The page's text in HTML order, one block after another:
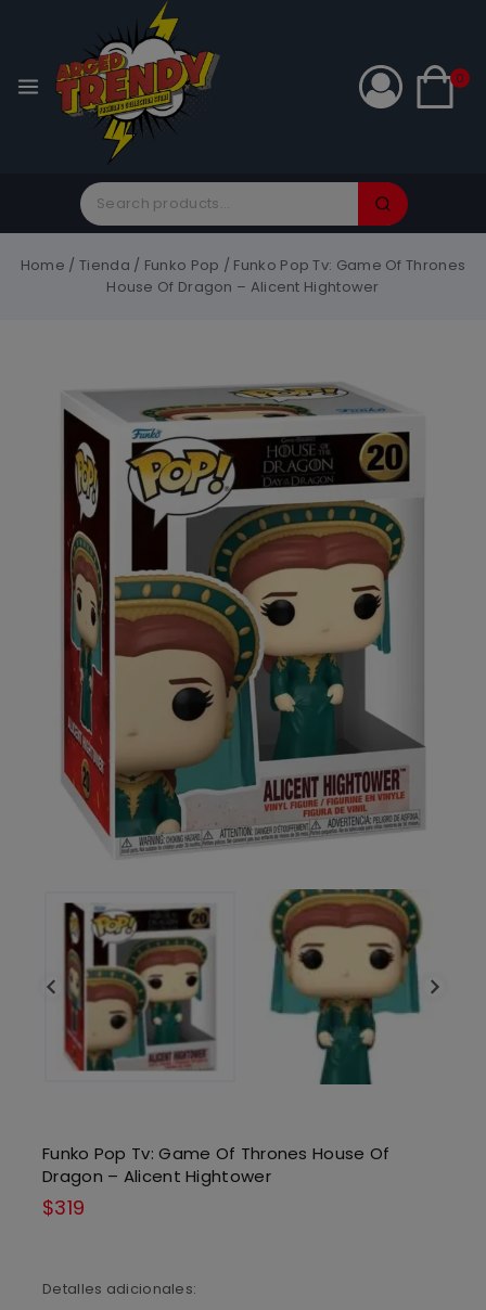
0
Home / Tienda / Funko Pop / Funko Pop Tv: Game Of Thrones
House Of Dragon – Alicent Hightower
Funko Pop Tv: Game Of Thrones House Of
Dragon – Alicent Hightower
$319
Detalles adicionales: